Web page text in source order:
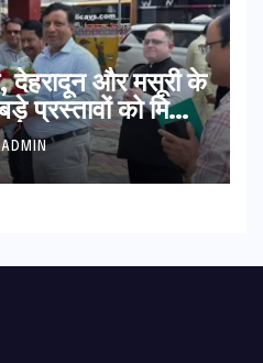
देहरादून और मसूरी के
प्रस्तावों को मिली
ADMIN